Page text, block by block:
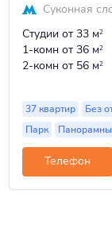
Суконная
Студии от 33 м2
1-комн от 36 м2
2-комн от 56 м2
37 квартир
Без
Парк
Телефон